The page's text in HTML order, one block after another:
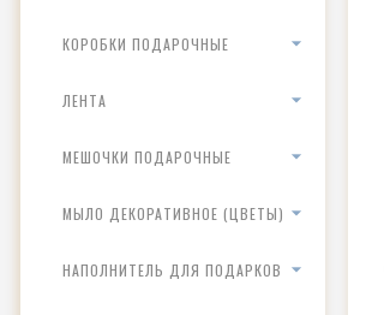
КОРОБКИ ПОДАРОЧНЫЕ
ЛЕНТА
МЕШОЧКИ ПОДАРОЧНЫЕ
МЫЛО ДЕКОРАТИВНОЕ (ЦВЕТЫ)
НАПОЛНИТЕЛЬ ДЛЯ ПОДАРКОВ